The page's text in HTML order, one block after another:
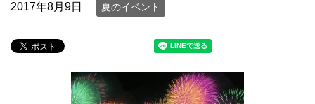
2017年8月9日 夏のイベント